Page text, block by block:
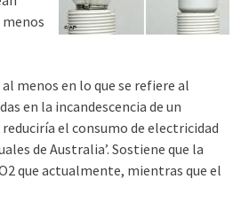
menos en lo que se refiere al
en la incandescencia de un
el consumo de electricidad
de Australia’. Sostiene que la
que actualmente, mientras que el